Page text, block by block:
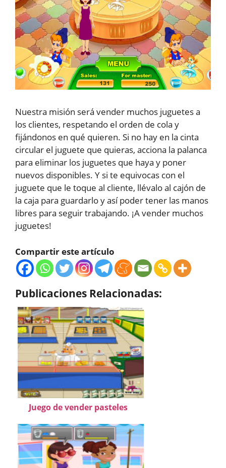
Nuestra misión será vender muchos juguetes a
los clientes, respetando el orden de cola y
fijándonos en qué quieren. Si no hay en la cinta
circular el juguete que quieras, acciona la palanca
para eliminar los juguetes que haya y poner
nuevos disponibles. Y si te equivocas con el
juguete que le toque al cliente, llévalo al cajón de
la caja para guardarlo y así poder tener las manos
libres para seguir trabajando. ¡A vender muchos
juguetes!
Compartir este artículo
Publicaciones Relacionadas:
Juego de vender pasteles